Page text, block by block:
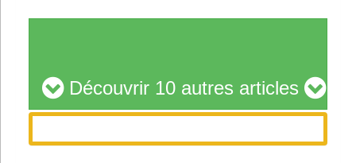
Découvrir 10 autres articles